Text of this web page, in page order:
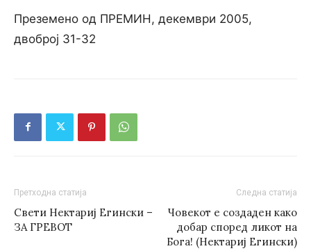
Преземено од ПРЕМИН, декември 2005,
двоброј 31-32
Претходна статија
Свети Нектариј Егински –
ЗА ГРЕВОТ
Следна статија
Човекот е создаден како
добар според ликот на
Бога! (Нектариј Егински)